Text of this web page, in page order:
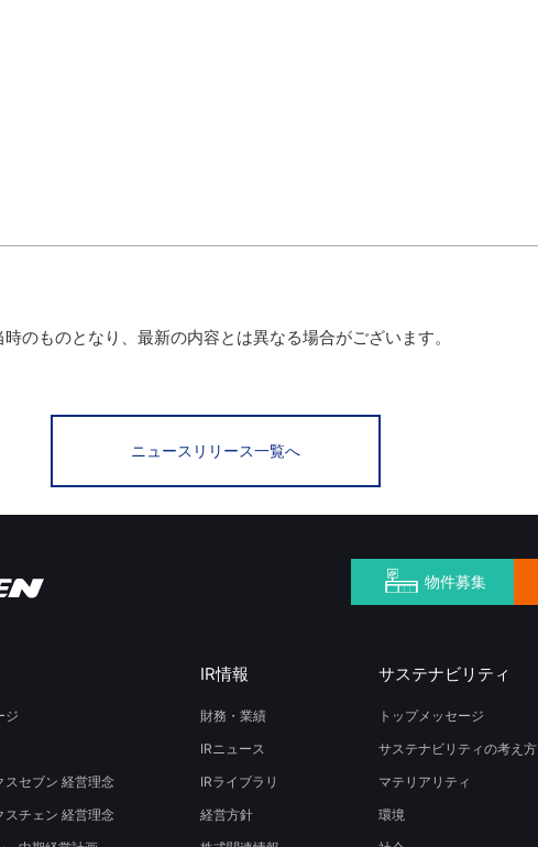
のものとなり、最新の内容とは異なる場合がございます。
ニュースリリース一覧へ
物件募集
ジ
スセブン 経営理念
スチェン 経営理念
IR情報
財務・業績
IRニュース
IRライブラリ
経営方針
サステナビリティ
トップメッセージ
サステナビリティの考え方
マテリアリティ
環境